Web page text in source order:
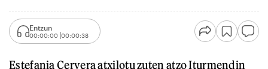
Entzun
00:00:00 00:00:38
Estefania Cervera atxilotu zuten atzo Iturmendin